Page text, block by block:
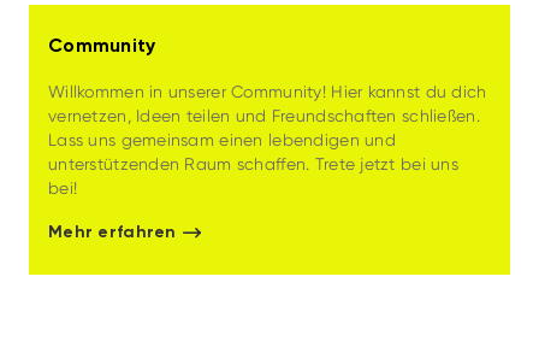
Community
Willkommen in unserer Community! Hier kannst du dich
vernetzen, Ideen teilen und Freundschaften schließen.
Lass uns gemeinsam einen lebendigen und
unterstützenden Raum schaffen. Trete jetzt bei uns
bei!
Mehr erfahren